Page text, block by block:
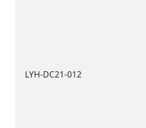
LYH-DC21-012